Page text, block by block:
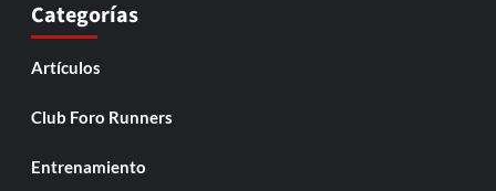
Categorías
Artículos
Club Foro Runners
Entrenamiento